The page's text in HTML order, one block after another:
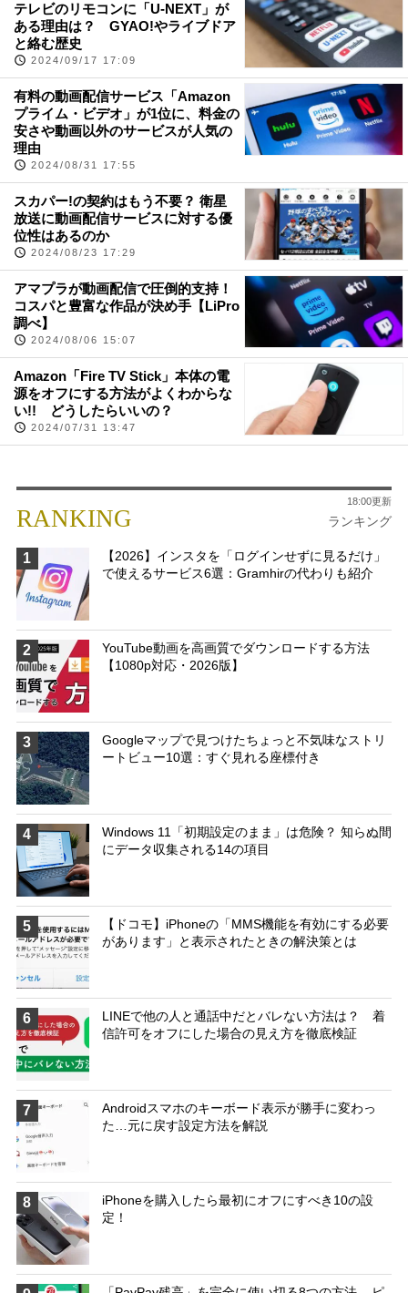
テレビのリモコンに「U-NEXT」が
ある理由は？ GYAO!やライブドア
と絡む歴史
2024/09/17 17:09
有料の動画配信サービス「Amazon
プライム・ビデオ」が1位に、料金の
安さや動画以外のサービスが人気の
理由
2024/08/31 17:55
スカパー!の契約はもう不要？ 衛星
放送に動画配信サービスに対する優
位性はあるのか
2024/08/23 17:29
アマプラが動画配信で圧倒的支持！
コスパと豊富な作品が決め手【LiPro
調べ】
2024/08/06 15:07
Amazon「Fire TV Stick」本体の電
源をオフにする方法がよくわからな
い!! どうしたらいいの？
2024/07/31 13:47
RANKING ランキング
18:00更新
1
【2026】インスタを「ログインせずに見るだけ」
で使えるサービス6選：Gramhirの代わりも紹介
2
YouTube動画を高画質でダウンロードする方法
【1080p対応・2026版】
3
Googleマップで見つけたちょっと不気味なストリ
ートビュー10選：すぐ見れる座標付き
4
Windows 11「初期設定のまま」は危険？ 知らぬ間
にデータ収集される14の項目
5
【ドコモ】iPhoneの「MMS機能を有効にする必要
があります」と表示されたときの解決策とは
6
LINEで他の人と通話中だとバレない方法は？ 着
信許可をオフにした場合の見え方を徹底検証
7
Androidスマホのキーボード表示が勝手に変わっ
た…元に戻す設定方法を解説
8
iPhoneを購入したら最初にオフにすべき10の設
定！